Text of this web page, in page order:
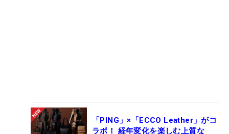
「PING」×「ECCO Leather」がコ
ラボ！ 経年変化を楽しむ上質な